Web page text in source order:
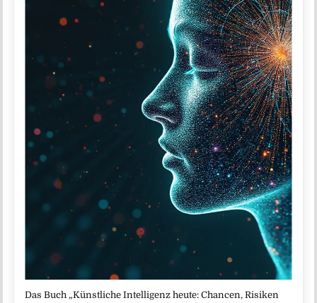
Das Buch „Künstliche Intelligenz heute: Chancen, Risiken